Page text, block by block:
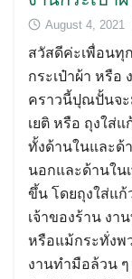
August 4, 2021
สวัสดีค่ะเพื่อน
กระเป๋าผ้า หรือ
คราวนี้ปุณปั้นจะ
เยติ หรือ ถุงใส่
ทั้งด้านในและด้
นอกและด้านใน
ขึ้น โดยถุงใส่แก้
เจ้าของร้าน งา
หรือแม้กระทั่งพ
งานทำมือล้วน ๆ